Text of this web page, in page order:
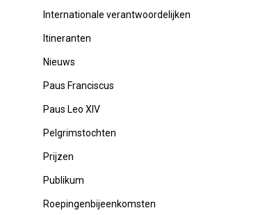
Internationale verantwoordelijken
Itineranten
Nieuws
Paus Franciscus
Paus Leo XIV
Pelgrimstochten
Prijzen
Publikum
Roepingenbijeenkomsten